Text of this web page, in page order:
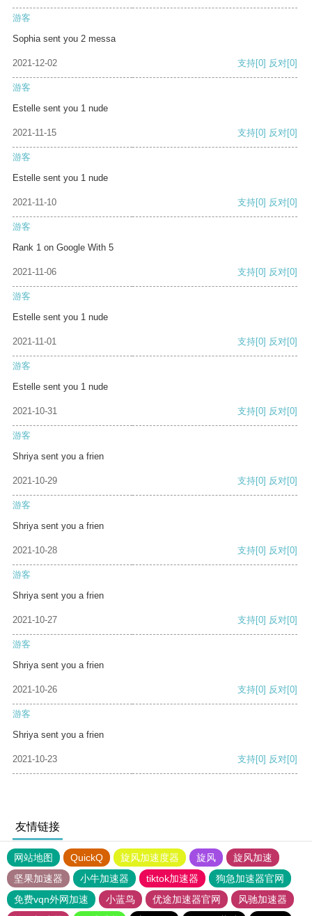
游客
Sophia sent you 2 messa
2021-12-02 支持[0] 反对[0]
游客
Estelle sent you 1 nude
2021-11-15 支持[0] 反对[0]
游客
Estelle sent you 1 nude
2021-11-10 支持[0] 反对[0]
游客
Rank 1 on Google With 5
2021-11-06 支持[0] 反对[0]
游客
Estelle sent you 1 nude
2021-11-01 支持[0] 反对[0]
游客
Estelle sent you 1 nude
2021-10-31 支持[0] 反对[0]
游客
Shriya sent you a frien
2021-10-29 支持[0] 反对[0]
游客
Shriya sent you a frien
2021-10-28 支持[0] 反对[0]
游客
Shriya sent you a frien
2021-10-27 支持[0] 反对[0]
游客
Shriya sent you a frien
2021-10-26 支持[0] 反对[0]
游客
Shriya sent you a frien
2021-10-23 支持[0] 反对[0]
友情链接
网站地图 QuickQ 旋风加速度器 旋风
旋风加速
坚果加速器
小牛加速器 tiktok加速器
狗急加速器官网
免费vqn外网加速
小蓝鸟 优途加速器官网
风驰加速器